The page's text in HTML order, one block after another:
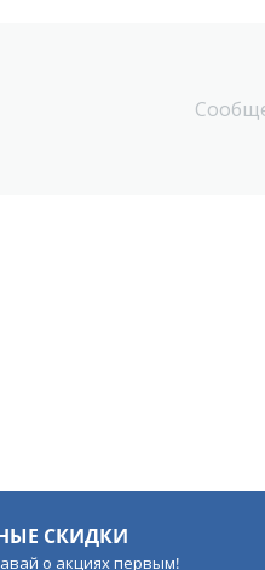
СКИДКИ
о акциях первым!